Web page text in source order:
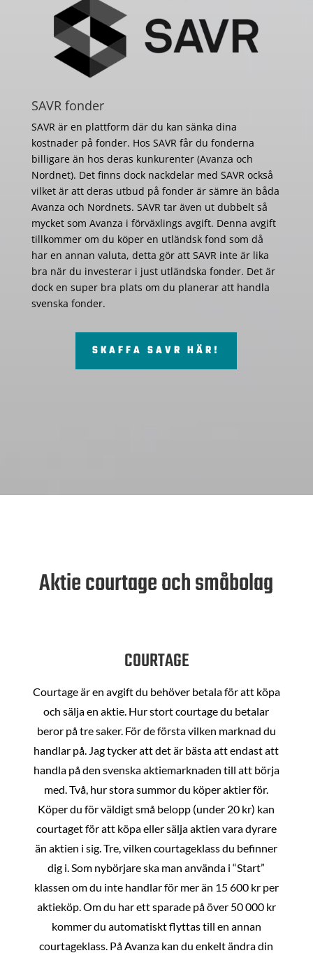
SAVR fonder
SAVR är en plattform där du kan sänka dina
kostnader på fonder. Hos SAVR får du fonderna
billigare än hos deras kunkurenter (Avanza och
Nordnet). Det finns dock nackdelar med SAVR också
vilket är att deras utbud på fonder är sämre än båda
Avanza och Nordnets. SAVR tar även ut dubbelt så
mycket som Avanza i förväxlings avgift. Denna avgift
tillkommer om du köper en utländsk fond som då
har en annan valuta, detta gör att SAVR inte är lika
bra när du investerar i just utländska fonder. Det är
dock en super bra plats om du planerar att handla
svenska fonder.
SKAFFA SAVR HÄR!
Aktie courtage och småbolag
COURTAGE
Courtage är en avgift du behöver betala för att köpa
och sälja en aktie. Hur stort courtage du betalar
beror på tre saker. För de första vilken marknad du
handlar på. Jag tycker att det är bästa att endast att
handla på den svenska aktiemarknaden till att börja
med. Två, hur stora summor du köper aktier för.
Köper du för väldigt små belopp (under 20 kr) kan
courtaget för att köpa eller sälja aktien vara dyrare
än aktien i sig. Tre, vilken courtageklass du befinner
dig i. Som nybörjare ska man använda i “Start”
klassen om du inte handlar för mer än 15 600 kr per
aktieköp. Om du har ett sparade på över 50 000 kr
kommer du automatiskt flyttas till en annan
courtageklass. På Avanza kan du enkelt ändra din